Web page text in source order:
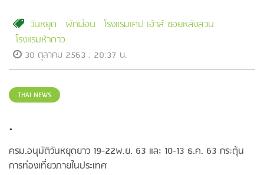
วันหยุด พักผ่อน
โรงแรมเคป เฮ้าส์ ซอยหลังสวน
โรงแรมห้าดาว
30 ตุลาคม 2563 : 20:37 น.
THAI NEWS
.
ครม.อนุมัติวันหยุดยาว 19-22พ.ย. 63 และ 10-13 ธ.ค. 63 กระตุ้น
การท่องเที่ยวภายในประเทศ